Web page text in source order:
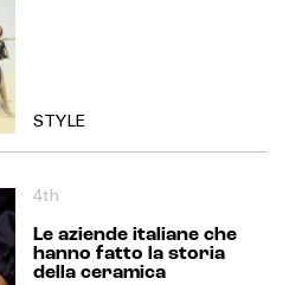
STYLE
4th
Le aziende italiane che
hanno fatto la storia
della ceramica